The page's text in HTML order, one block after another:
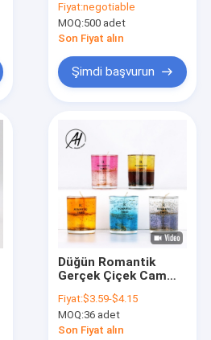
Çiçekler Mum Hediye
Setleri 5oz
Fiyat:negotiable
MOQ:500 adet
Son Fiyat alın
Şimdi başvurun
Düğün Romantik
Gerçek Çiçek Cam
Soya Balmumu
Kokulu Jöle 7 OZ 8
OZ
Fiyat:$3.59-$4.15
MOQ:36 adet
Son Fiyat alın